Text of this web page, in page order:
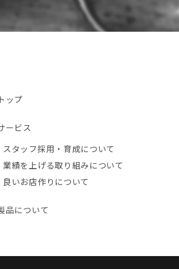
トップ
ービス
スタッフ採用・育成について
業績を上げる取り組みについて
良いお店作りについて
品について